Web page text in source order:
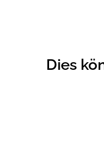
Dies